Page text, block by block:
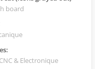
board
& Electronique